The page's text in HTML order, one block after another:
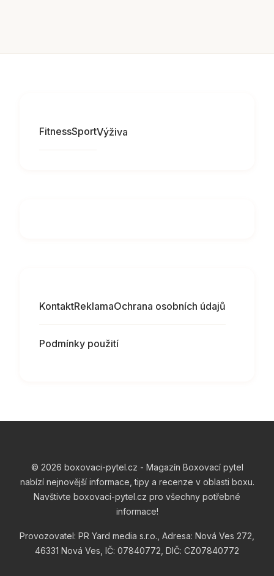
FitnessSportVýživa
KontaktReklamaOchrana osobních údajů
Podmínky použití
© 2026 boxovaci-pytel.cz - Magazín Boxovací pytel
nabízí nejnovější informace, tipy a recenze v oblasti boxu.
Navštivte boxovaci-pytel.cz pro všechny potřebné
informace!
Provozovatel: PR Yard media s.r.o., Adresa: Nová Ves 272,
46331 Nová Ves, IČ: 07840772, DIČ: CZ07840772